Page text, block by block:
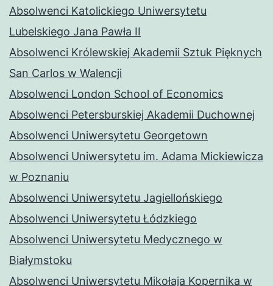
Absolwenci Katolickiego Uniwersytetu
Lubelskiego Jana Pawła II
Absolwenci Królewskiej Akademii Sztuk Pięknych
San Carlos w Walencji
Absolwenci London School of Economics
Absolwenci Petersburskiej Akademii Duchownej
Absolwenci Uniwersytetu Georgetown
Absolwenci Uniwersytetu im. Adama Mickiewicza
w Poznaniu
Absolwenci Uniwersytetu Jagiellońskiego
Absolwenci Uniwersytetu Łódzkiego
Absolwenci Uniwersytetu Medycznego w
Białymstoku
Absolwenci Uniwersytetu Mikołaja Kopernika w